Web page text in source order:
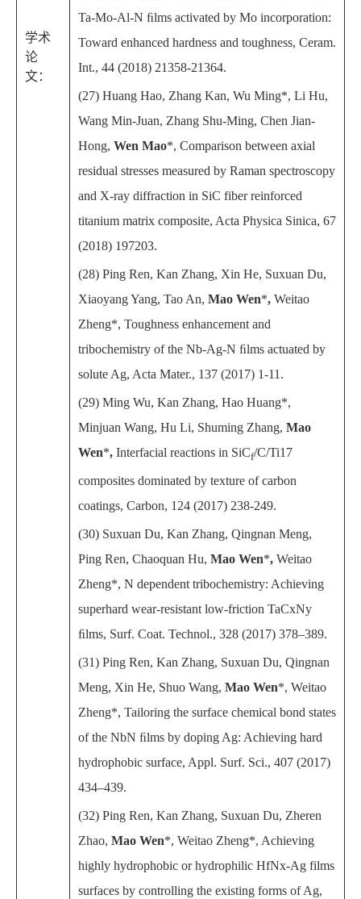
学术
论
文：
Ta-Mo-Al-N ﬁlms activated by Mo incorporation:
Toward enhanced hardness and toughness, Ceram.
Int., 44 (2018) 21358-21364.
(27) Huang Hao, Zhang Kan, Wu Ming*, Li Hu,
Wang Min-Juan, Zhang Shu-Ming, Chen Jian-
Hong, Wen Mao*, Comparison between axial
residual stresses measured by Raman spectroscopy
and X-ray diffraction in SiC fiber reinforced
titanium matrix composite, Acta Physica Sinica, 67
(2018) 197203.
(28) Ping Ren, Kan Zhang, Xin He, Suxuan Du,
Xiaoyang Yang, Tao An, Mao Wen*, Weitao
Zheng*, Toughness enhancement and
tribochemistry of the Nb-Ag-N ﬁlms actuated by
solute Ag, Acta Mater., 137 (2017) 1-11.
(29) Ming Wu, Kan Zhang, Hao Huang*,
Minjuan Wang, Hu Li, Shuming Zhang, Mao
Wen*, Interfacial reactions in SiCf/C/Ti17
composites dominated by texture of carbon
coatings, Carbon, 124 (2017) 238-249.
(30) Suxuan Du, Kan Zhang, Qingnan Meng,
Ping Ren, Chaoquan Hu, Mao Wen*, Weitao
Zheng*, N dependent tribochemistry: Achieving
superhard wear-resistant low-friction TaCxNy
ﬁlms, Surf. Coat. Technol., 328 (2017) 378–389.
(31) Ping Ren, Kan Zhang, Suxuan Du, Qingnan
Meng, Xin He, Shuo Wang, Mao Wen*, Weitao
Zheng*, Tailoring the surface chemical bond states
of the NbN ﬁlms by doping Ag: Achieving hard
hydrophobic surface, Appl. Surf. Sci., 407 (2017)
434–439.
(32) Ping Ren, Kan Zhang, Suxuan Du, Zheren
Zhao, Mao Wen*, Weitao Zheng*, Achieving
highly hydrophobic or hydrophilic HfNx-Ag films
surfaces by controlling the existing forms of Ag,